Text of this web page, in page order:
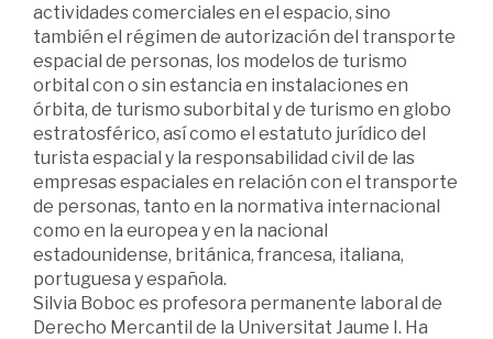
actividades comerciales en el espacio, sino
también el régimen de autorización del transporte
espacial de personas, los modelos de turismo
orbital con o sin estancia en instalaciones en
órbita, de turismo suborbital y de turismo en globo
estratosférico, así como el estatuto jurídico del
turista espacial y la responsabilidad civil de las
empresas espaciales en relación con el transporte
de personas, tanto en la normativa internacional
como en la europea y en la nacional
estadounidense, británica, francesa, italiana,
portuguesa y española.
Silvia Boboc es profesora permanente laboral de
Derecho Mercantil de la Universitat Jaume I. Ha